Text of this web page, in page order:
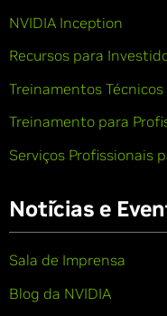
NVIDIA Inception
Recursos para
Treinamentos Técnicos
Treinamento para
Serviços Profissionais
Notícias e
Sala de Imprensa
Blog da NVIDIA